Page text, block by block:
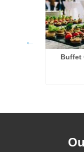
Buffet